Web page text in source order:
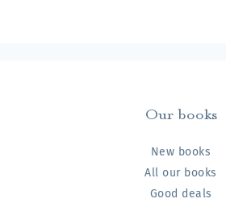
Our books
New books
All our books
Good deals